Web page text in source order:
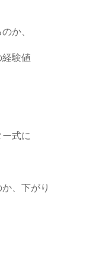
か、
験値
式に
、下がり